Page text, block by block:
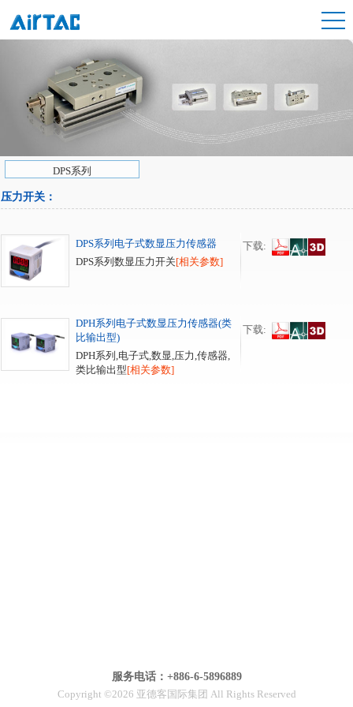
DPS系列
压力开关：
DPS系列电子式数显压力传感器
DPS系列数显压力开关[相关参数]
下载:
DPH系列电子式数显压力传感器(类
比输出型)
DPH系列,电子式,数显,压力,传感器,
类比输出型[相关参数]
下载:
服务电话：+886-6-5896889
Copyright ©2026 亚德客国际集团 All Rights Reserved